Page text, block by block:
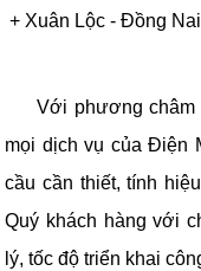
+ Xuân Lộc-Đồng Nai
Với phương châm
mọi dịch vụ của Điện
cầu cần thiết, tính
Quý khách hàng với
lý, tốc độ triển khai